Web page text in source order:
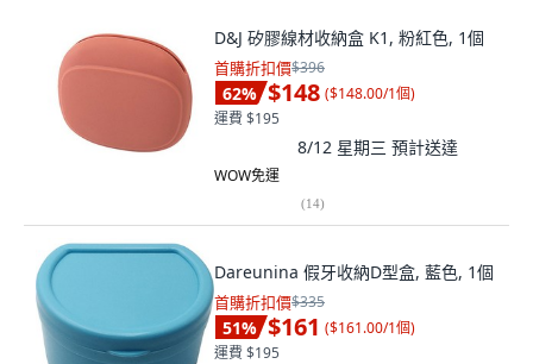
D&J 矽膠線材收納盒 K1, 粉紅色, 1個
首購折扣價$396
62% $148 ($148.00/1個)
運費 $195
8/12 星期三 預計送達
WOW免運
(14)
Dareunina 假牙收納D型盒, 藍色, 1個
首購折扣價$335
51% $161 ($161.00/1個)
運費 $195